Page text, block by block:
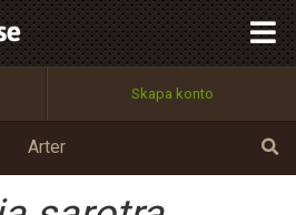
Skapa konto
Arter
Utför
100%
OK
Tillbaka till förstasidan